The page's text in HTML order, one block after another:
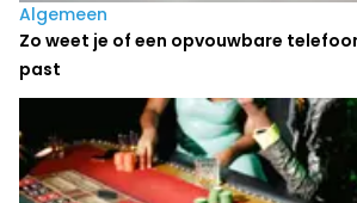
Algemeen
Zo weet je of een opvouwbare
past